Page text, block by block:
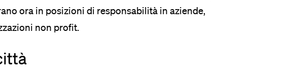
ora in posizioni di responsabilità in aziende,
non profit.